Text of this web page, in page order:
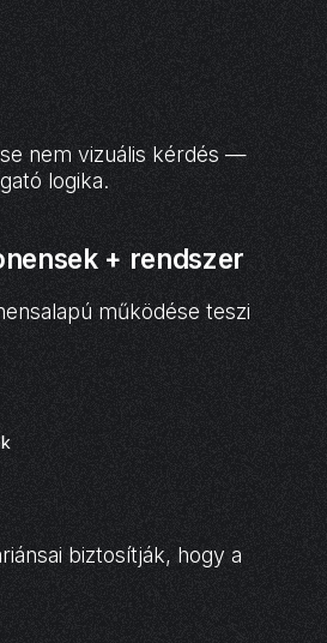
nem vizuális kérdés —
logika.
+ rendszer
működése teszi
biztosítják, hogy a